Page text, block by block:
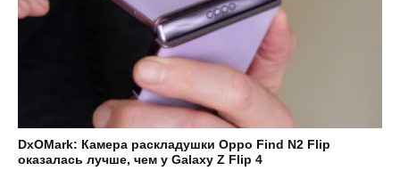
DxOMark: Камера раскладушки Oppo Find N2 Flip
оказалась лучше, чем у Galaxy Z Flip 4